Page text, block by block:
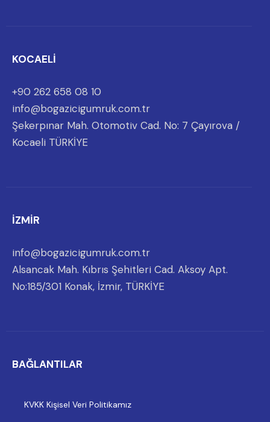
KOCAELİ
+90 262 658 08 10
info@bogazicigumruk.com.tr
Şekerpınar Mah. Otomotiv Cad. No: 7 Çayırova /
Kocaeli TÜRKİYE
İZMİR
info@bogazicigumruk.com.tr
Alsancak Mah. Kıbrıs Şehitleri Cad. Aksoy Apt.
No:185/301 Konak, İzmir, TÜRKİYE
BAĞLANTILAR
KVKK Kişisel Veri Politikamız